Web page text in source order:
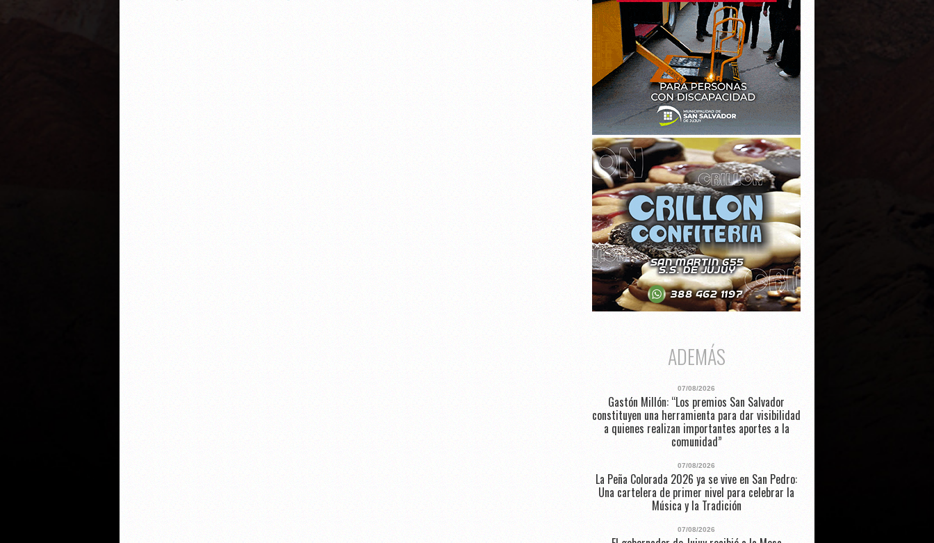
ADEMÁS
07/08/2026
Gastón Millón: “Los premios San Salvador
constituyen una herramienta para dar visibilidad
a quienes realizan importantes aportes a la
comunidad”
07/08/2026
La Peña Colorada 2026 ya se vive en San Pedro:
Una cartelera de primer nivel para celebrar la
Música y la Tradición
07/08/2026